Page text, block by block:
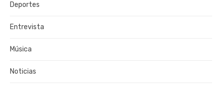
Deportes
Entrevista
Música
Noticias